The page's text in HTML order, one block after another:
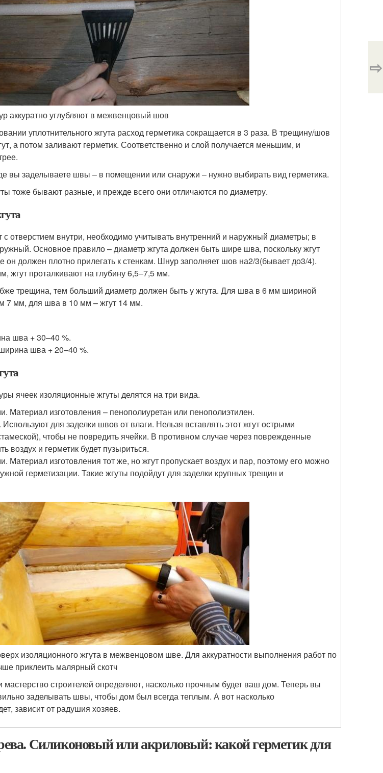
аккуратно углубляют в межвенцовый шов
уплотнительного жгута расход герметика сокращается в 3 раза. В трещину/шов
а потом заливают герметик. Соответственно и слой получается меньшим, и
вы заделываете швы – в помещении или снаружи – нужно выбирать вид герметика.
тоже бывают разные, и прежде всего они отличаются по диаметру.
отверстием внутри, необходимо учитывать внутренний и наружный диаметры; в
Основное правило – диаметр жгута должен быть шире шва, поскольку жгут
он должен плотно прилегать к стенкам. Шнур заполняет шов на2/3(бывает до3/4).
жгут проталкивают на глубину 6,5–7,5 мм.
трещина, тем больший диаметр должен быть у жгута. Для шва в 6 мм шириной
7 мм, для шва в 10 мм – жгут 14 мм.
шва + 30–40 %.
шва + 20–40 %.
ячеек изоляционные жгуты делятся на три вида.
Материал изготовления – пенополиуретан или пенополиэтилен.
для заделки швов от влаги. Нельзя вставлять этот жгут острыми
чтобы не повредить ячейки. В противном случае через поврежденные
воздух и герметик будет пузыриться.
Материал изготовления тот же, но жгут пропускает воздух и пар, поэтому его можно
герметизации. Такие жгуты подойдут для заделки крупных трещин и
изоляционного жгута в межвенцовом шве. Для аккуратности выполнения работ по
приклеить малярный скотч
мастерство строителей определяют, насколько прочным будет ваш дом. Теперь вы
заделывать швы, чтобы дом был всегда теплым. А вот насколько
зависит от радушия хозяев.
Силиконовый или акриловый: какой герметик для
⇨